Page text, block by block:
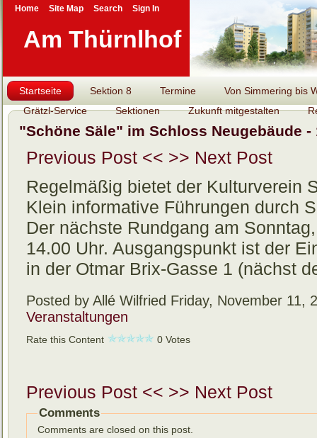
Am Thürnlhof
Startseite Sektion 8 Termine
Von Simmering bis
Grätzl-Service
Sektionen Zukunft mitgestalten
"Schöne Säle" im Schloss Neugebäude -
Previous Post << >> Next Post
Regelmäßig bietet der Kulturverein
Klein informative Führungen durch
Der nächste Rundgang am
14.00 Uhr. Ausgangspunkt ist der
in der Otmar Brix-Gasse 1 (nächst
Posted by Allé Wilfried Friday, November 11,
Veranstaltungen
Rate this Content 0 Votes
Previous Post << >> Next Post
Comments
Comments are closed on this post.
Home Site Map Search Sign In